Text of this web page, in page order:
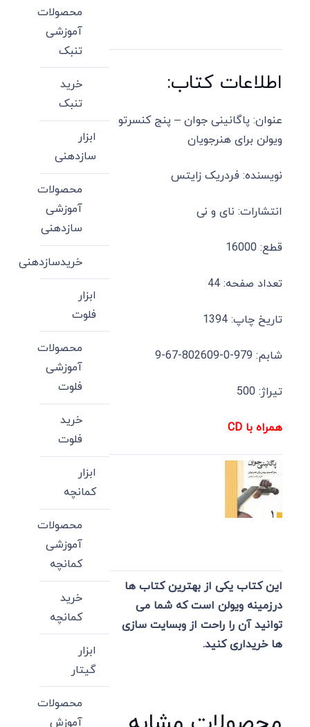
اطلاعات کتاب:
عنوان: پاگانینی جوان – پنج کنسرتو
ویولن برای هنرجویان
نویسنده: فردریک زایتس
انتشارات: نای و نی
قطع: 16000
تعداد صفحه: 44
تاریخ چاپ: 1394
شابم: 979-0-802609-67-9
تیراژ: 500
همراه با CD
این کتاب یکی از بهترین کتاب ها
درزمینه ویولن است که شما می
توانید آن را راحت از وبسایت سازی
ها خریداری کنید.
محصولات
آموزشی
تنبک
خرید
تنبک
ابزار
سازدهنی
محصولات
آموزشی
سازدهنی
خریدسازدهنی
ابزار
فلوت
محصولات
آموزشی
فلوت
خرید
فلوت
ابزار
کمانچه
محصولات
آموزشی
کمانچه
خرید
کمانچه
ابزار
گیتار
محصولات
آموزش